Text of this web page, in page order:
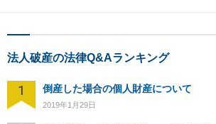
法人破産の法律Q&Aランキング
1 倒産した場合の個人財産について
2019年1月29日